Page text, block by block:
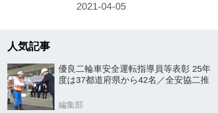
デジタルツールを使った動画サイトで
入など、新規のファン開拓へ向けた試
みが始まる。MFJの鈴木会長が本紙の
ターサイクルスポーツ活性化に尽力 コ
人気記事
優良二輪車安全運転指導員等表彰 25年
度は37都道府県から42名／全安協二推
編集部